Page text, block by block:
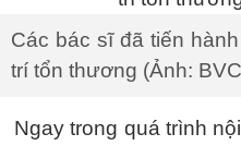
Các bác sĩ đã tiến
trí tổn thương (Ảnh:
Ngay trong quá trình